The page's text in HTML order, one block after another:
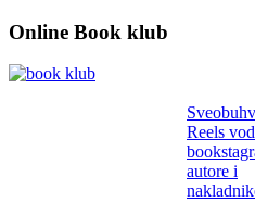
Online Book klub
Reels
autore i